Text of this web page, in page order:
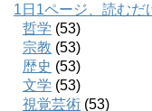
1日1ページ、読むだ
哲学 (53)
宗教 (53)
歴史 (53)
文学 (53)
視覚芸術 (53)